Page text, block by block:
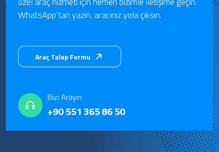
WhatsApp’tan yazın, aracınız yola çıksın.
Araç Talep Formu
Bizi Arayın
+90 551 365 86 50